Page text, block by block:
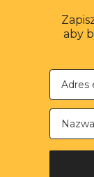
aby
Nazwa